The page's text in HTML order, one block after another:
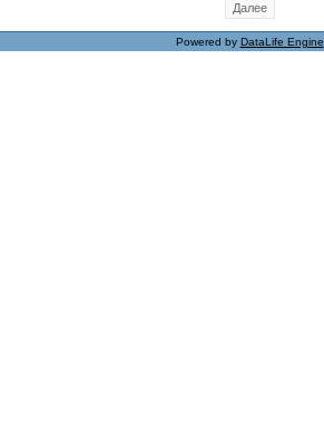
Далее
Powered by DataLife Engine